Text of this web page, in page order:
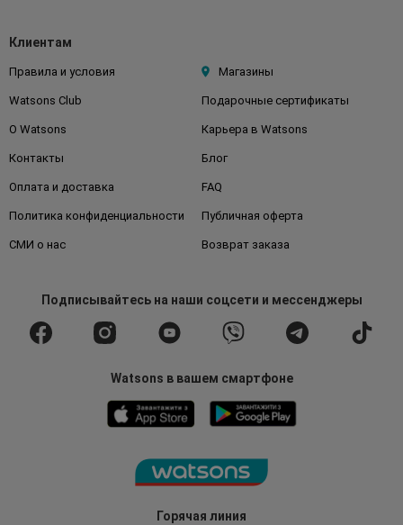
Горячая линия
Клиентам
Правила и условия Магазины
Watsons Club Подарочные сертификаты
О Watsons Карьера в Watsons
Контакты Блог
Оплата и доставка FAQ
Политика конфиденциальности Публичная оферта
СМИ о нас Возврат заказа
Подписывайтесьна наши соцсети и мессенджеры
Watsons в вашем смартфоне